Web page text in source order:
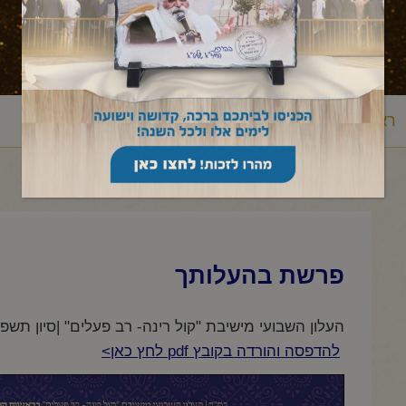
ראשי / עלון לשבת/במדבר/בהעלותך/פרשת בהעלותך
פרשת בהעלותך
העלון השבועי מישיבת "קול רינה- רב פעלים" |סיון
להדפסה והורדה בקובץ pdf לחץ כאן>